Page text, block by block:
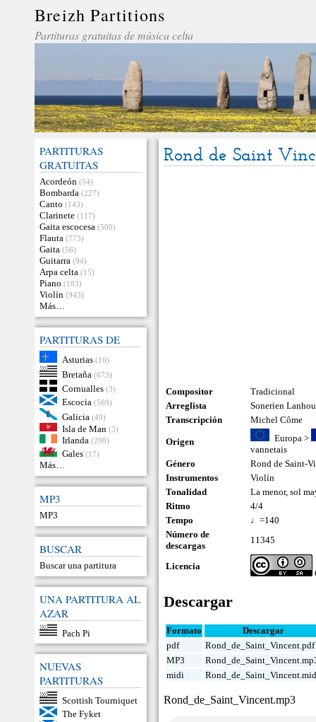
Breizh Partitions
Partituras gratuitas de música celta
PARTITURAS
GRATUITAS
Acordeón (54)
Bombarda (227)
Canto (143)
Clarinete (117)
Gaita escocesa (500)
Flauta (773)
Gaita (56)
Guitarra (94)
Arpa celta (15)
Piano (103)
Violín (943)
Más…
PARTITURAS DE
Asturias (10)
Bretaña (673)
Cornualles (3)
Escocia (569)
Galicia (49)
Isla de Man (3)
Irlanda (290)
Gales (17)
Más…
MP3
MP3
BUSCAR
Buscar una partitura
UNA PARTITURA AL
AZAR
Pach Pi
NUEVAS
PARTITURAS
Scottish Tourniquet
The Fyket
Rond de Saint
Compositor
Tradicional
Arreglista
Sonerien
Transcripción
Michel Côme
Origen Europa>
vannetais
Género
Rond de Saint-
Instrumentos
Violín
Tonalidad
La menor, sol
Ritmo
4/4
Tempo
♩=140
Número de
descargas
11345
Licencia
Descargar
Formato
Descargar
pdf
Rond_de_Saint_Vincent.pdf
MP3
midi
Rond_de_Saint_Vincent.mp3